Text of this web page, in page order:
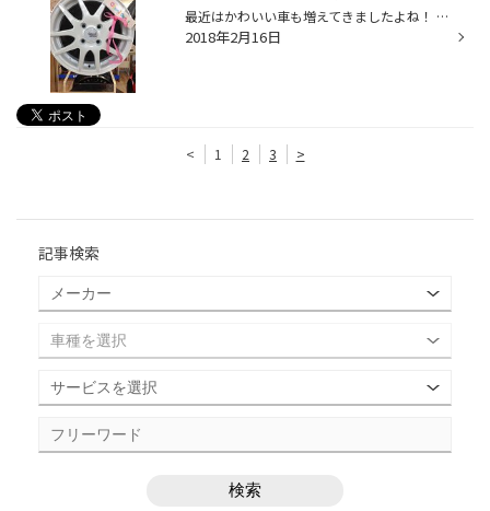
最近はかわいい車も増えてきましたよね！ そんなお車にグッドチョイスなホイールになってます(´ｰ｀) 愛車の足元もおしゃれにしてドライブに出掛けましょう！ デザイン・カラーは3種類の中からお選び頂けます(´ｰ｀) 私の車もお着替えしちゃおっかな(´ｰ｀)
2018年2月16日
< 1 2 3 >
記事検索